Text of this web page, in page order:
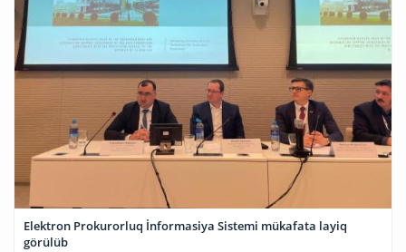
Elektron Prokurorluq İnformasiya Sistemi mükafata layiq
görülüb